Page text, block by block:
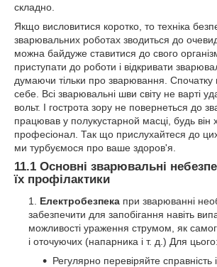
складно.
Якщо висловитися коротко, то техніка
зварювальних роботах зводиться до
можна байдуже ставитися до свого
приступати до роботи і відкривати
думаючи тільки про зварювання.
себе. Всі зварювальні шви світу не варті
вольт. І гострота зору не повернеться до
працював у полукустарной масці, будь він
професіонал. Так що прислухайтеся до
ми турбуємося про ваше здоров'я.
11.1 Основні зварювальні
їх профілактики
Електробезпека при зварюванні
забезпечити для запобігання навіть
можливості ураження струмом, як
і оточуючих (напарника і т. д.) Для цього:
Регулярно перевіряйте справність